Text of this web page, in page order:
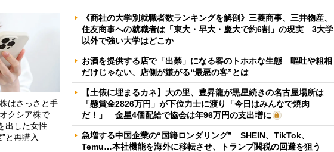
はさっさと手
クシア株で
出した女性
と再購入
《商社の大学別就職者数ランキングを解剖》三菱商事、三井物産、
住友商事への就職者は「東大・早大・慶大で約6割」の現実 3大学
以外で強い大学はどこか
お酒を提供する店で「出禁」になる客のトホホな生態 嘔吐や粗相
だけじゃない、店側が嫌がる“最悪の客”とは
【土俵に埋まるカネ】大の里、豊昇龍が黒星続きの名古屋場所は
「懸賞金2826万円」が下位力士に渡り「今日はみんなで焼肉
だ！」 金星4個配給で協会は年96万円の支出増に
急増する中国企業の“国籍ロンダリング” SHEIN、TikTok、
Temu…本社機能を海外に移転させ、トランプ関税の回避を狙う